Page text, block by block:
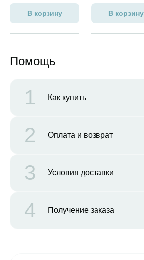
В корзину В корзину
Помощь
1 Как купить
2 Оплата и возврат
3 Условия доставки
4 Получение заказа